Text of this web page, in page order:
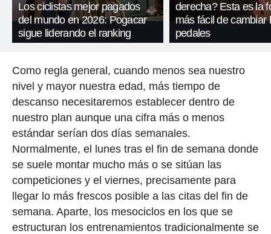
Los ciclistas mejor pagados
del mundo en 2026: Pogacar
sigue liderando el ranking
derecha? Esta es la
más fácil de cambiar
pedales
Como regla general, cuando menos sea nuestro
nivel y mayor nuestra edad, más tiempo de
descanso necesitaremos establecer dentro de
nuestro plan aunque una cifra más o menos
estándar serían dos días semanales.
Normalmente, el lunes tras el fin de semana donde
se suele montar mucho más o se sitúan las
competiciones y el viernes, precisamente para
llegar lo más frescos posible a las citas del fin de
semana. Aparte, los mesociclos en los que se
estructuran los entrenamientos tradicionalmente se